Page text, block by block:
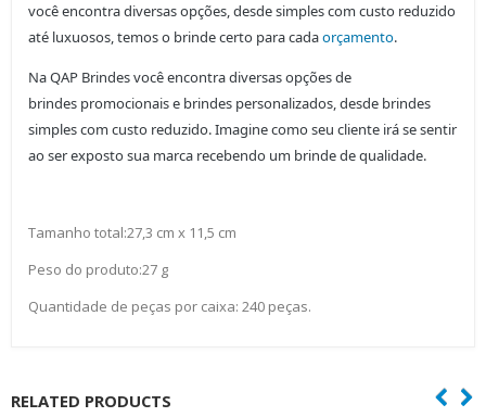
você encontra diversas opções, desde simples com custo reduzido
até luxuosos, temos o brinde certo para cadaorçamento.
Na QAP Brindes você encontra diversas opções de
brindes promocionais e brindes personalizados, desde brindes
simples com custo reduzido. Imagine como seu cliente irá se sentir
ao ser exposto sua marca recebendo um brinde de qualidade.
Tamanho total:27,3 cm x 11,5 cm
Peso do produto:27 g
Quantidade de peças por caixa: 240 peças.
RELATED PRODUCTS